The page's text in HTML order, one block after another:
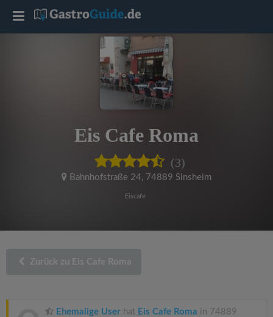
Eis Cafe Roma
(3)
Bahnhofstraße 24, 74889 Sinsheim
Eiscafe
Zurück zu Eis Cafe Roma
Ehemalige User hat Eis Cafe Roma in 74889
T